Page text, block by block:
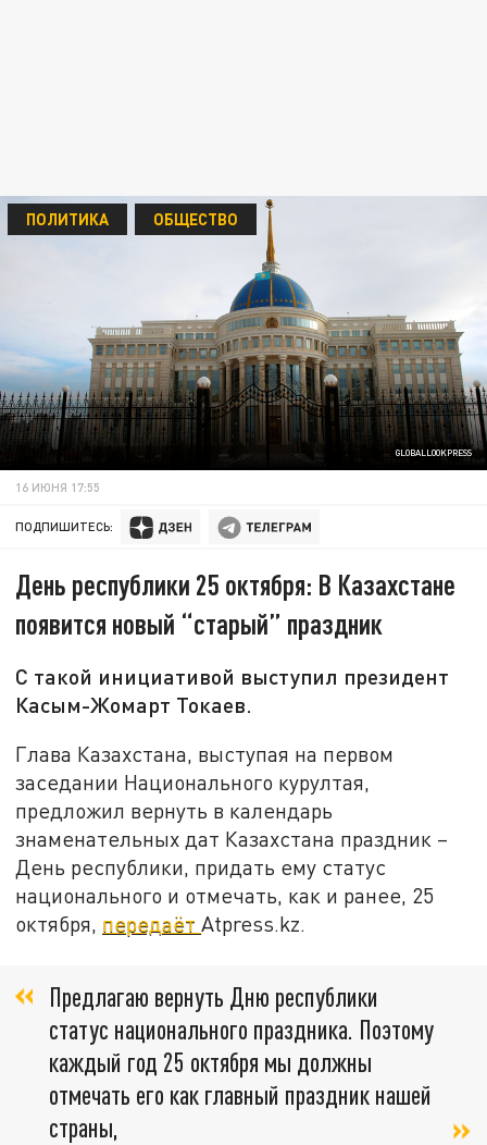
GLOBALLOOKPRESS
ПОЛИТИКА ОБЩЕСТВО
16 ИЮНЯ 17:55
ПОДПИШИТЕСЬ:
День республики 25 октября: В Казахстане
появится новый “старый” праздник
С такой инициативой выступил президент
Касым-Жомарт Токаев.
Глава Казахстана, выступая на первом
заседании Национального курултая,
предложил вернуть в календарь
знаменательных дат Казахстана праздник –
День республики, придать ему статус
национального и отмечать, как и ранее, 25
октября, передаётAtpress.kz.
Предлагаю вернуть Дню республики
статус национального праздника. Поэтому
каждый год 25 октября мы должны
отмечать его как главный праздник нашей
страны,